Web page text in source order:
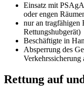
Einsatz mit
oder engen
nur an tragfähigen
Rettungshubgerät)
Beschäftigte in
Absperrung des
Verkehrssicherung
Rettung auf